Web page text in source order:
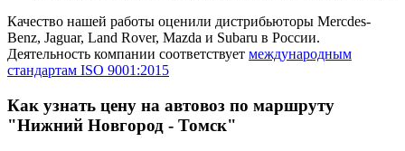
Качество нашей работы оценили дистрибьюторы Mercdes-
Benz, Jaguar, Land Rover, Mazda и Subaru в России.
Деятельность компании соответствует международным
стандартам ISO 9001:2015
Как узнать цену на автовоз по маршруту
"Нижний Новгород - Томск"